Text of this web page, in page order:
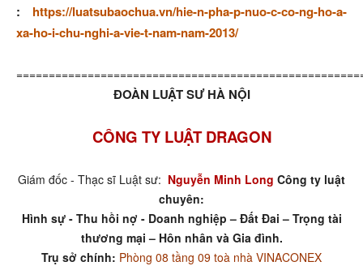
: https://luatsubaochua.vn/hie-n-pha-p-nuo-c-co-ng-ho-a-
xa-ho-i-chu-nghi-a-vie-t-nam-nam-2013/
ĐOÀN LUẬT SƯ HÀ NỘI
CÔNG TY LUẬT DRAGON
Giám đốc - Thạc sĩ Luật sư: Nguyễn Minh Long Công ty luật
chuyên:
Hình sự - Thu hồi nợ - Doanh nghiệp – Đất Đai – Trọng tài
thương mại – Hôn nhân và Gia đình.
Trụ sở chính: Phòng 08 tầng 09 toà nhà VINACONEX